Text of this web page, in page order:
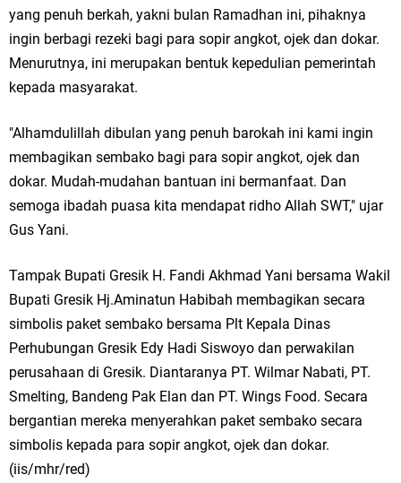
Tahun Baru Islam 1448 H
Selamat Tahun Baru Islam 1 Muharram 1448 H: Pesan Hijrah Drs. H.
Husnul Aqib, M.M. untuk Negeri
PDUF MUI Jatim Gelar Doa Awal Tahun Hijriah, Teguhkan Optimisme
Menuju Indonesia Emas 2045
Reses Anggota DPRD Jabar M. Rizky di Desa Cibitung Wetan: Serap
Hari Jadi Pertama PHIGMA: Advokat dan LBH Perkuat Soliditas di
Jakarta
dan Ibu Hamil Narasi
Zakat Produktif Dorong Kemandirian UMKM, LAZISNU Kedamean Bantu
Kembangkan Warung Bu Wiwik
yang penuh berkah, yakni bulan Ramadhan ini, pihaknya
ingin berbagi rezeki bagi para sopir angkot, ojek dan dokar.
Menurutnya, ini merupakan bentuk kepedulian pemerintah
kepada masyarakat.
"Alhamdulillah dibulan yang penuh barokah ini kami ingin
membagikan sembako bagi para sopir angkot, ojek dan
dokar. Mudah-mudahan bantuan ini bermanfaat. Dan
semoga ibadah puasa kita mendapat ridho Allah SWT," ujar
Gus Yani.
Tampak Bupati Gresik H. Fandi Akhmad Yani bersama Wakil
Bupati Gresik Hj.Aminatun Habibah membagikan secara
simbolis paket sembako bersama Plt Kepala Dinas
Perhubungan Gresik Edy Hadi Siswoyo dan perwakilan
perusahaan di Gresik. Diantaranya PT. Wilmar Nabati, PT.
Smelting, Bandeng Pak Elan dan PT. Wings Food. Secara
bergantian mereka menyerahkan paket sembako secara
simbolis kepada para sopir angkot, ojek dan dokar.
(iis/mhr/red)